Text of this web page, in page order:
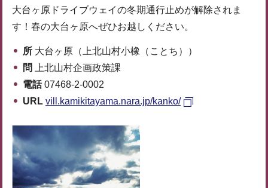
大台ヶ原ドライブウェイの冬期通行止めが解除されま
す！春の大台ヶ原へぜひお越しください。
所 大台ヶ原（上北山村小橡（ことち））
問
上北山村企画政策課
電話07468-2-0002
URL vill.kamikitayama.nara.jp/kanko/